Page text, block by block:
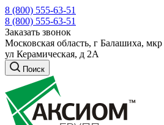
8 (800) 555-63-51
8 (800) 555-63-51
Заказать звонок
Московская область, г Балашиха,
ул Керамическая, д 2А
Поиск